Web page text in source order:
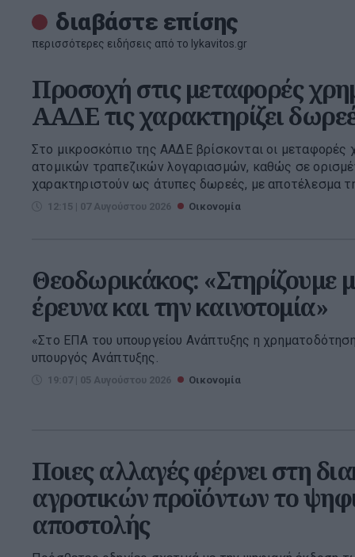
διαβάστε επίσης
περισσότερες ειδήσεις από το lykavitos.gr
Προσοχή στις μεταφορές
ΑΑΔΕ τις χαρακτηρίζει
Στο μικροσκόπιο της ΑΑΔΕ βρίσκονται οι μεταφορές
ατομικών τραπεζικών λογαριασμών, καθώς σε
χαρακτηριστούν ως άτυπες δωρεές, με αποτέλεσμα
12:15 | 07 Αυγούστου 2026 Οικονομία
Θεοδωρικάκος: «Στηρίζουμε
έρευνα και την καινοτομία»
«Στο ΕΠΑ του υπουργείου Ανάπτυξης η
υπουργός Ανάπτυξης.
19:07 | 05 Αυγούστου 2026 Οικονομία
Ποιες αλλαγές φέρνει στη
αγροτικών προϊόντων το
αποστολής